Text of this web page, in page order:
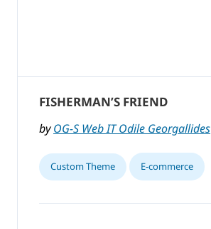
FISHERMAN’S FRIEND
byOG-S Web IT Odile Georgallides
Custom Theme E-commerce